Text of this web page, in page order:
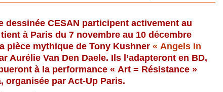
dessinée CESAN participent activement au
à Paris du 7 novembre au 10 décembre
pièce mythique de Tony Kushner « Angels in
Aurélie Van Den Daele. Ils l’adapteront en BD,
à la performance « Art = Résistance »
organisée par Act-Up Paris.